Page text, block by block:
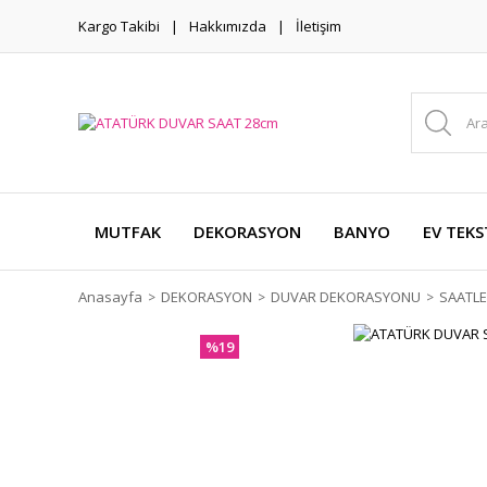
Kargo Takibi Hakkımızda İletişim
MUTFAK DEKORASYON BANYO EV
Anasayfa DEKORASYON DUVAR DEKORASYONU
%19